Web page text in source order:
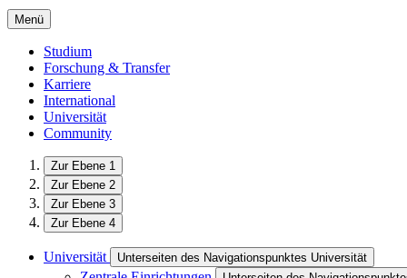
Menü
Studium
Forschung & Transfer
Karriere
International
Universität
Community
Zur Ebene 1
Zur Ebene 2
Zur Ebene 3
Zur Ebene 4
Universität Unterseiten des Navigationspunktes Universität